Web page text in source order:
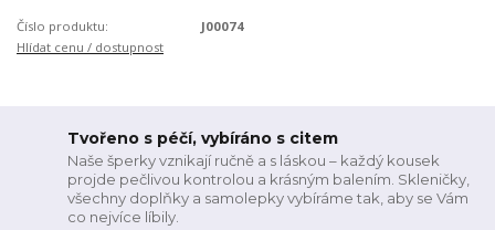
Číslo produktu:
J00074
Hlídat cenu / dostupnost
Tvořeno s péčí, vybíráno s citem
Naše šperky vznikají ručně a s láskou – každý kousek
projde pečlivou kontrolou a krásným balením. Skleničky,
všechny doplňky a samolepky vybíráme tak, aby se Vám
co nejvíce líbily.